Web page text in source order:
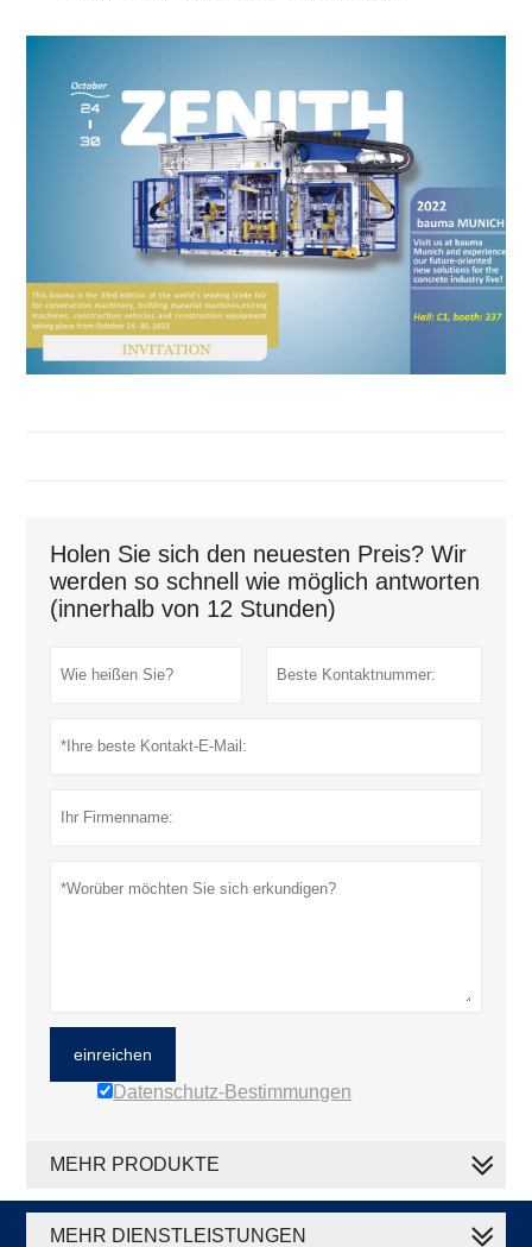
Holen Sie sich den neuesten Preis? Wir
werden so schnell wie möglich antworten
(innerhalb von 12 Stunden)
einreichen
Datenschutz-Bestimmungen
MEHR PRODUKTE
MEHR DIENSTLEISTUNGEN